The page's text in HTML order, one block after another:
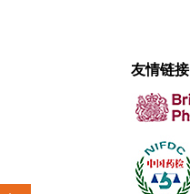
友情链接